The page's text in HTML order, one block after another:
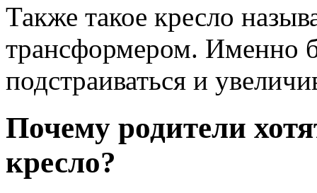
Также такое кресло
трансформером. Именно
подстраиваться и
Почему родители
кресло?